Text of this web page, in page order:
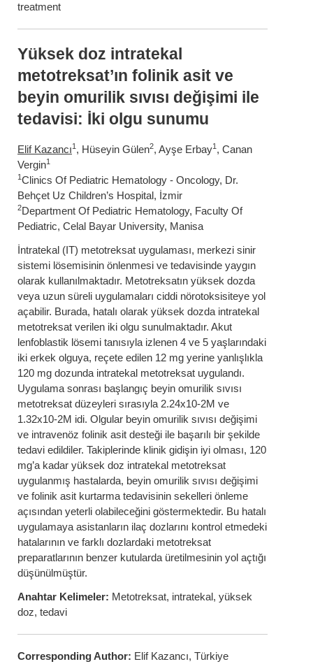
treatment
Yüksek doz intratekal
metotreksat’ın folinik asit ve
beyin omurilik sıvısı değişimi ile
tedavisi: İki olgu sunumu
Elif Kazancı1 , Hüseyin Gülen2, Ayşe Erbay1 , Canan
Vergin1
1 Clinics Of Pediatric Hematology - Oncology, Dr.
Behçet Uz Children’s Hospital, İzmir
2Department Of Pediatric Hematology, Faculty Of
Pediatric, Celal Bayar University, Manisa
İntratekal (IT) metotreksat uygulaması, merkezi sinir
sistemi lösemisinin önlenmesi ve tedavisinde yaygın
olarak kullanılmaktadır. Metotreksatın yüksek dozda
veya uzun süreli uygulamaları ciddi nörotoksisiteye yol
açabilir. Burada, hatalı olarak yüksek dozda intratekal
metotreksat verilen iki olgu sunulmaktadır. Akut
lenfoblastik lösemi tanısıyla izlenen 4 ve 5 yaşlarındaki
iki erkek olguya, reçete edilen 12 mg yerine yanlışlıkla
120 mg dozunda intratekal metotreksat uygulandı.
Uygulama sonrası başlangıç beyin omurilik sıvısı
metotreksat düzeyleri sırasıyla 2.24x10-2M ve
1.32x10-2M idi. Olgular beyin omurilik sıvısı değişimi
ve intravenöz folinik asit desteği ile başarılı bir şekilde
tedavi edildiler. Takiplerinde klinik gidişin iyi olması, 120
mg’a kadar yüksek doz intratekal metotreksat
uygulanmış hastalarda, beyin omurilik sıvısı değişimi
ve folinik asit kurtarma tedavisinin sekelleri önleme
açısından yeterli olabileceğini göstermektedir. Bu hatalı
uygulamaya asistanların ilaç dozlarını kontrol etmedeki
hatalarının ve farklı dozlardaki metotreksat
preparatlarının benzer kutularda üretilmesinin yol açtığı
düşünülmüştür.
Anahtar Kelimeler: Metotreksat, intratekal, yüksek
doz, tedavi
Corresponding Author: Elif Kazancı, Türkiye